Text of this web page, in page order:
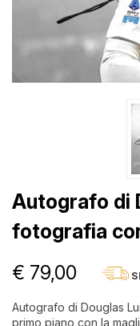
Autografo di
fotografia
€ 79,00
Autografo di Douglas
primo piano con la